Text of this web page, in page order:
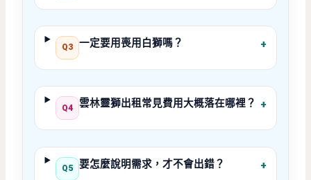
Q3 一定要用喪用白獅嗎？ +
Q4 雲林靈獅出租常見費用大概落在哪裡？ +
Q5 要怎麼說明需求，才不會出錯？ +